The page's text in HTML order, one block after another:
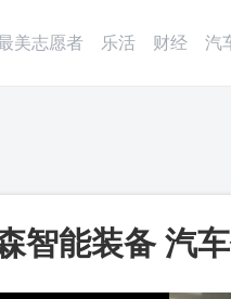
美志愿者 乐活 财经 汽
智能装备 汽